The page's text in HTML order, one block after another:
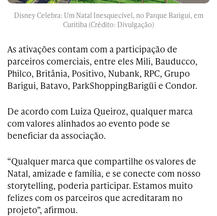
Disney Celebra: Um Natal Inesquecível, no Parque Barigui, em
Curitiba (Crédito: Divulgação)
As ativações contam com a participação de
parceiros comerciais, entre eles Mili, Bauducco,
Philco, Britânia, Positivo, Nubank, RPC, Grupo
Barigui, Batavo, ParkShoppingBarigüi e Condor.
De acordo com Luiza Queiroz, qualquer marca
com valores alinhados ao evento pode se
beneficiar da associação.
“Qualquer marca que compartilhe os valores de
Natal, amizade e família, e se conecte com nosso
storytelling, poderia participar. Estamos muito
felizes com os parceiros que acreditaram no
projeto”, afirmou.